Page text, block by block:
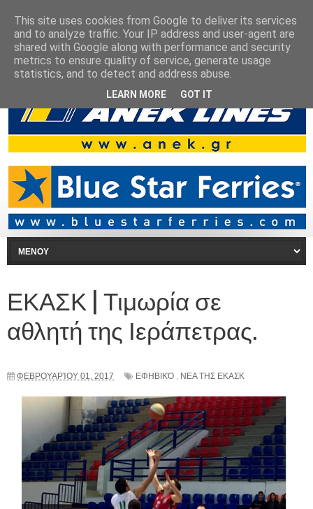
ΕΚΑΣΚ | Τιμωρία σε
αθλητή της Ιεράπετρας.
ΦΕΒΡΟΥΑΡΊΟΥ 01, 2017 ΕΦΗΒΙΚΌ , ΝΕΑ ΤΗΣ ΕΚΑΣΚ
This site uses cookies from Google to deliver its services
and to analyze traffic. Your IP address and user-agent are
shared with Google along with performance and security
metrics to ensure quality of service, generate usage
statistics, and to detect and address abuse.
LEARN MORE GOT IT